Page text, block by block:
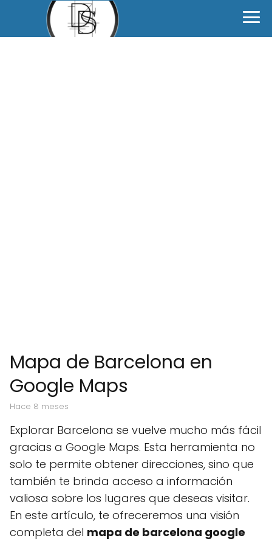
Mapa de Barcelona en
Google Maps
hace 8 meses
Explorar Barcelona se vuelve mucho más fácil
gracias a Google Maps. Esta herramienta no
solo te permite obtener direcciones, sino que
también te brinda acceso a información
valiosa sobre los lugares que deseas visitar.
En este artículo, te ofreceremos una visión
completa del mapa de barcelona google